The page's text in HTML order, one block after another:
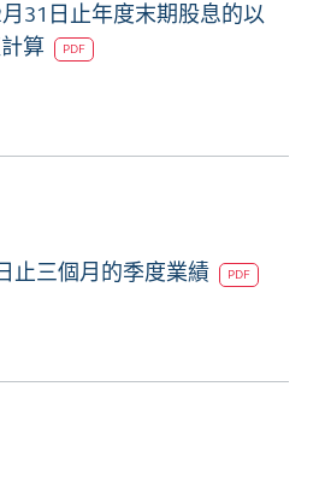
31日止年度末期股息的以
算
PDF
止三個月的季度業績 PDF